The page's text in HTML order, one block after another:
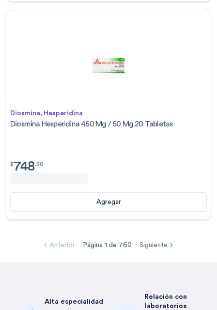
Diosmina, Hesperidina
Diosmina Hesperidina 450 Mg / 50 Mg 20 Tabletas
$748.20
$748.20
Agregar
Anterior Página 1 de 760 Siguiente
Alta especialidad
Relación con
laboratorios